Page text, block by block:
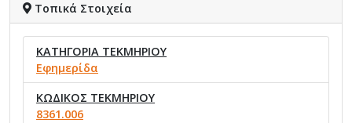
Τοπικά Στοιχεία
ΚΑΤΗΓΟΡΙΑ ΤΕΚΜΗΡΙΟΥ
Εφημερίδα
ΚΩΔΙΚΟΣ ΤΕΚΜΗΡΙΟΥ
8361.006